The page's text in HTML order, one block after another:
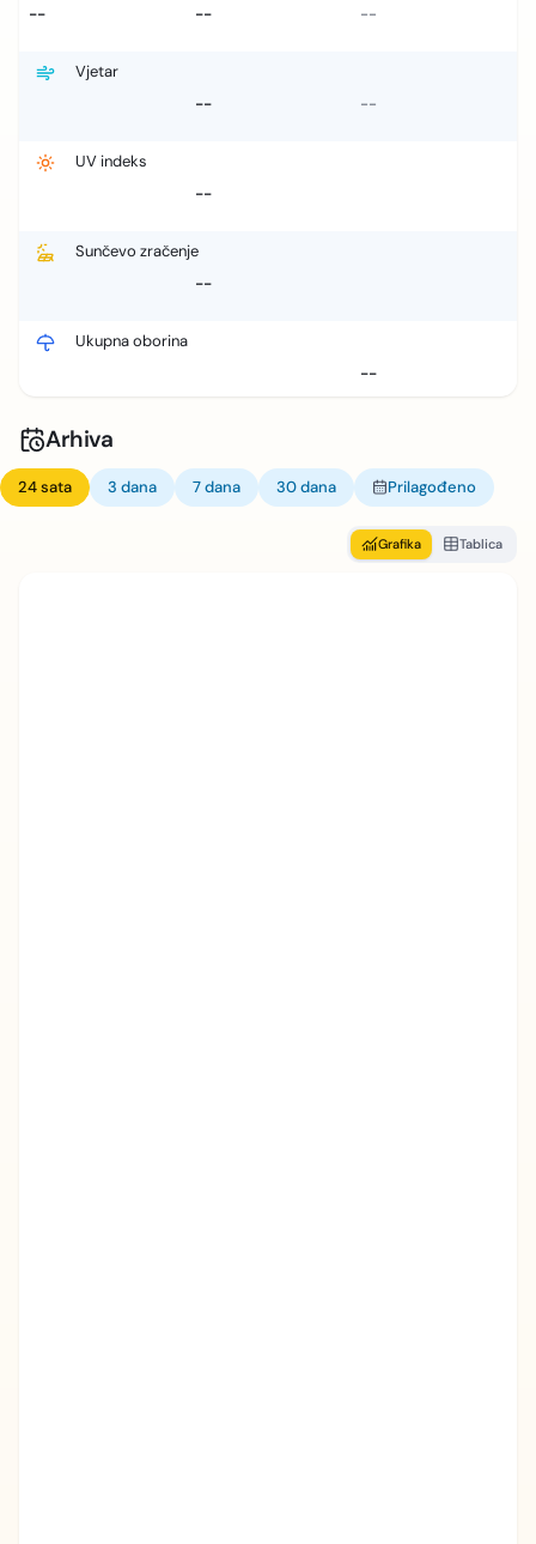
--
-- --
Vjetar
--
--
UV indeks
--
Sunčevo zračenje
--
Ukupna oborina
--
Arhiva
24 sata 3 dana 7 dana 30 dana Prilagođeno
Grafika Tablica